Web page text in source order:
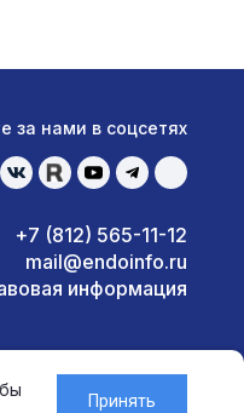
за нами в соцсетях
+7 (812) 565-11-12
mail@endoinfo.ru
информация
Принять